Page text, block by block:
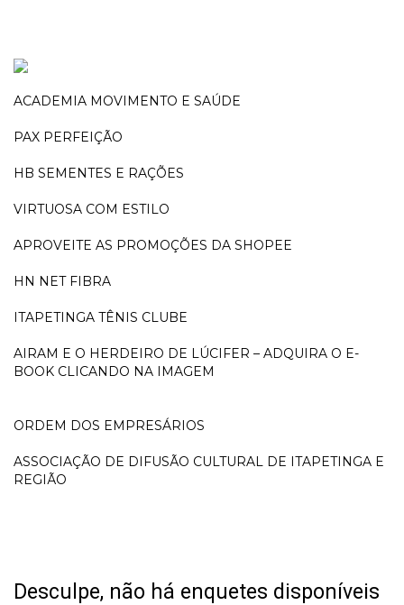
ACADEMIA MOVIMENTO E SAÚDE
PAX PERFEIÇÃO
HB SEMENTES E RAÇÕES
VIRTUOSA COM ESTILO
APROVEITE AS PROMOÇÕES DA SHOPEE
HN NET FIBRA
ITAPETINGA TÊNIS CLUBE
AIRAM E O HERDEIRO DE LÚCIFER – ADQUIRA O E-
BOOK CLICANDO NA IMAGEM
ORDEM DOS EMPRESÁRIOS
ASSOCIAÇÃO DE DIFUSÃO CULTURAL DE ITAPETINGA E
REGIÃO
Desculpe, não há enquetes disponíveis